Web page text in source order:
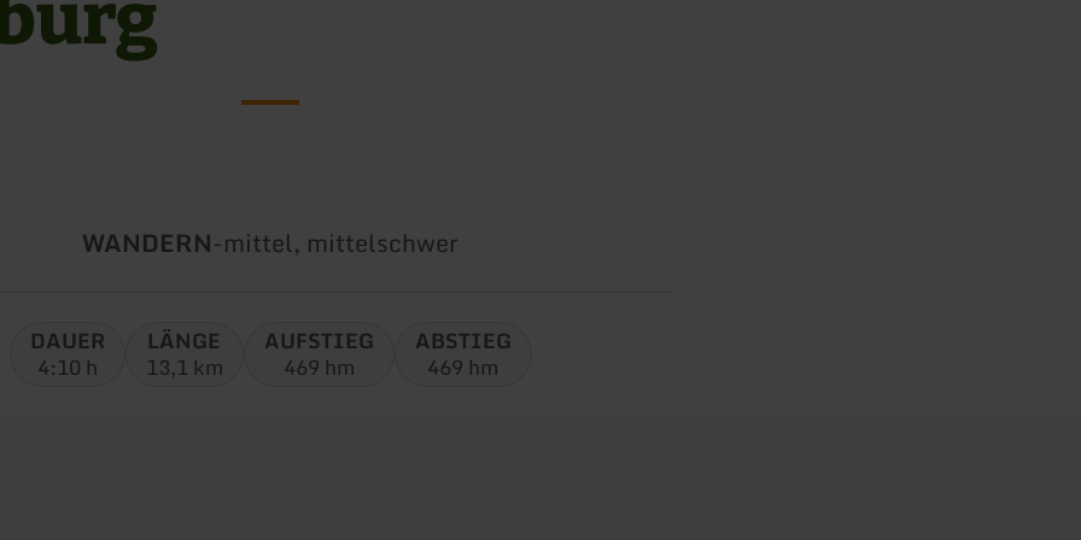
Art
WANDERN-Schwierigkeit:
mittel, mittelschwer
DAUER
4:10 h
LÄNGE
13,1 km
AUFSTIEG
469 hm
ABSTIEG
469 hm